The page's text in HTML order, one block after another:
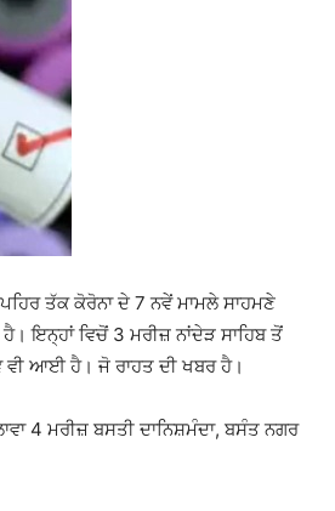
ਤੱਕ ਕੋਰੋਨਾ ਦੇ 7 ਨਵੇਂ ਮਾਮਲੇ ਸਾਹਮਣੇ
ਇਨ੍ਹਾਂ ਵਿਚੋਂ 3 ਮਰੀਜ਼ ਨਾਂਦੇੜ ਸਾਹਿਬ ਤੋਂ
ਵੀ ਆਈ ਹੈ। ਜੋ ਰਾਹਤ ਦੀ ਖਬਰ ਹੈ।
4 ਮਰੀਜ਼ ਬਸਤੀ ਦਾਨਿਸ਼ਮੰਦਾ, ਬਸੰਤ ਨਗਰ